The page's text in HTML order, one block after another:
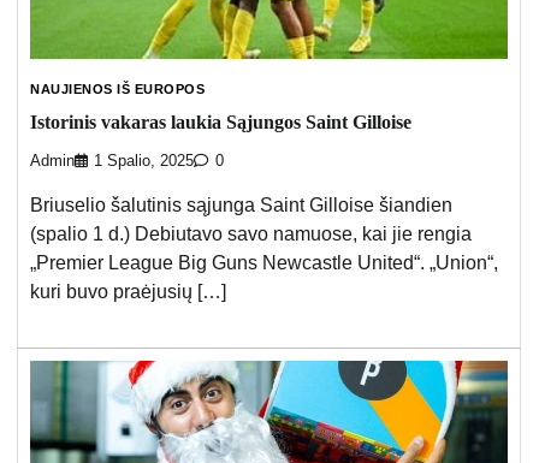
NAUJIENOS IŠ EUROPOS
Istorinis vakaras laukia Sąjungos Saint Gilloise
Admin 1 Spalio, 2025 0
Briuselio šalutinis sąjunga Saint Gilloise šiandien
(spalio 1 d.) Debiutavo savo namuose, kai jie rengia
„Premier League Big Guns Newcastle United“. „Union“,
kuri buvo praėjusių […]